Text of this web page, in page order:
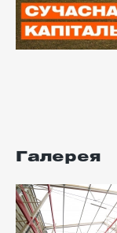
Галерея